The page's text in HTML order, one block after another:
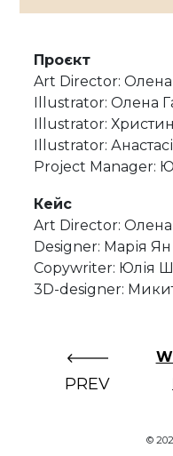
Проєкт
Art Director:
Illustrator: Олена
Illustrator:
Illustrator:
Project Manager:
Кейс
Art Director:
Designer: Марія Ян
Copywriter: Юлія
3D-designer:
PREV
©